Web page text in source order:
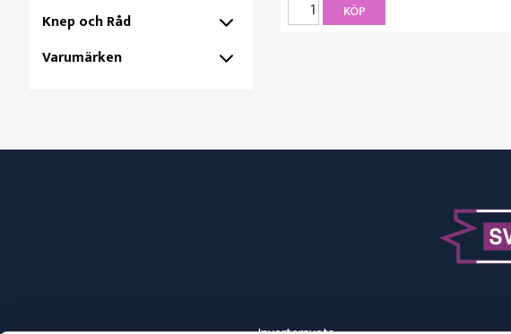
Knep och Råd
Varumärken
KÖP